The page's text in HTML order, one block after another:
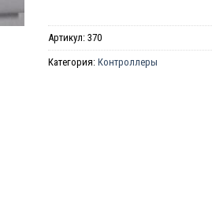
Артикул: 370
Категория: Контроллеры